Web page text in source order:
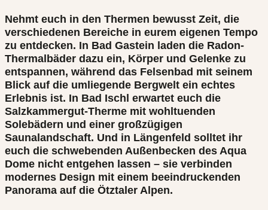
Nehmt euch in den Thermen bewusst Zeit, die
verschiedenen Bereiche in eurem eigenen Tempo
zu entdecken. In Bad Gastein laden die Radon-
Thermalbäder dazu ein, Körper und Gelenke zu
entspannen, während das Felsenbad mit seinem
Blick auf die umliegende Bergwelt ein echtes
Erlebnis ist. In Bad Ischl erwartet euch die
Salzkammergut-Therme mit wohltuenden
Solebädern und einer großzügigen
Saunalandschaft. Und in Längenfeld solltet ihr
euch die schwebenden Außenbecken des Aqua
Dome nicht entgehen lassen – sie verbinden
modernes Design mit einem beeindruckenden
Panorama auf die Ötztaler Alpen.